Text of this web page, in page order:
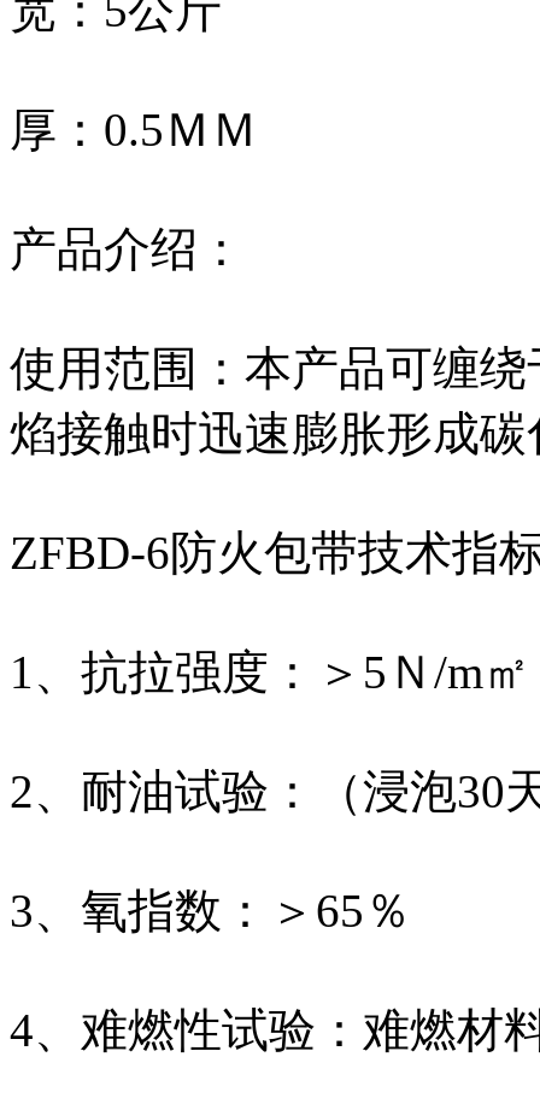
厚：0.5ＭＭ
产品介绍：
使用范围：本产品可缠
焰接触时迅速膨胀形成
ZFBD-6防火包带技术指
1、抗拉强度：＞5Ｎ/m㎡
2、耐油试验：（浸泡30
3、氧指数：＞65％
4、难燃性试验：难燃材